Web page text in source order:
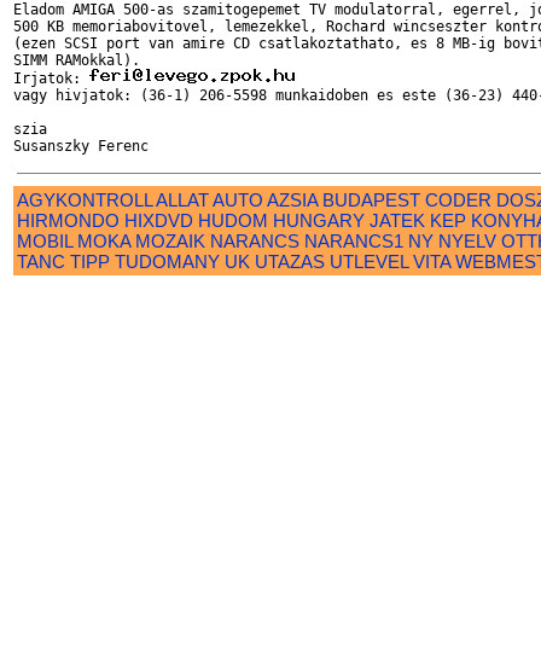
Eladom AMIGA 500-as szamitogepemet TV modulatorral,
500 KB memoriabovitovel, lemezekkel, Rochard wincseszter
(ezen SCSI port van amire CD csatlakoztathato, es 8 MB-ig
SIMM RAMokkal).
Irjatok:
vagy hivjatok: (36-1) 206-5598 munkaidoben es este (36-23)
szia
AGYKONTROLLALLATAUTO AZSIA BUDAPEST CODER
HIRMONDO HIXDVD HUDOM HUNGARY JATEK KEP
MOBIL MOKA MOZAIK NARANCS NARANCS1 NY NYELV
TANC TIPP TUDOMANY UK UTAZAS UTLEVEL VITA